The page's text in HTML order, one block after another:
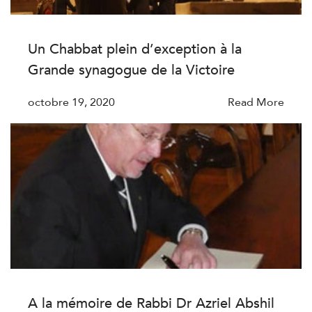
Un Chabbat plein d’exception à la
Grande synagogue de la Victoire
octobre 19, 2020 Read More
A la mémoire de Rabbi Dr Azriel Abshil